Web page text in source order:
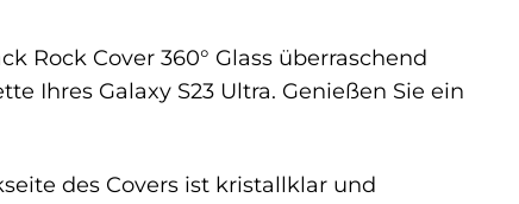
Rock Cover 360° Glass überraschend
Ihres Galaxy S23 Ultra. Genießen Sie ein
des Covers ist kristallklar und